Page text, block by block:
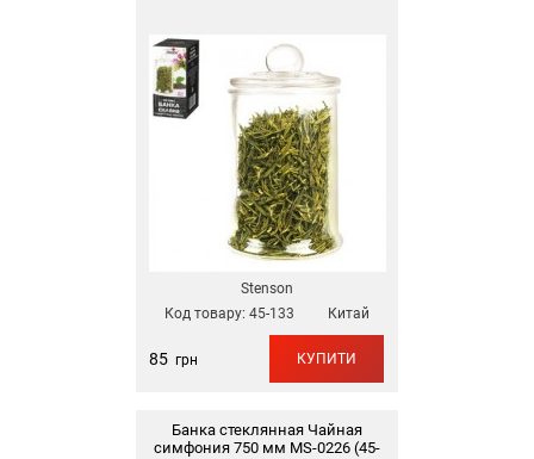
Stenson
Код товару: 45-133 Китай
85грн КУПИТИ
Банка стеклянная Чайная
симфония 750 мм MS-0226 (45-